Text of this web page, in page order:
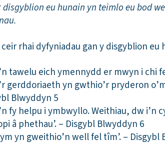
disgyblion eu hunain yn teimlo eu bod
rhai dyfyniadau gan y disgyblion eu
tawelu eich ymennydd er mwyn i chi
gerddoriaeth yn gwthio’r pryderon
Blwyddyn 5
fy helpu i ymbwyllo. Weithiau, dw i’n
â phethau’. – Disgybl Blwyddyn 6
yn gweithio’n well fel tîm’. – Disgybl